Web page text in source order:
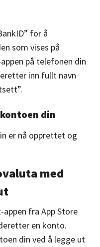
for å
som vises på
på telefonen din
inn fullt navn
din
er nå opprettet og
med
fra App Store
en konto.
din ved å legge ut